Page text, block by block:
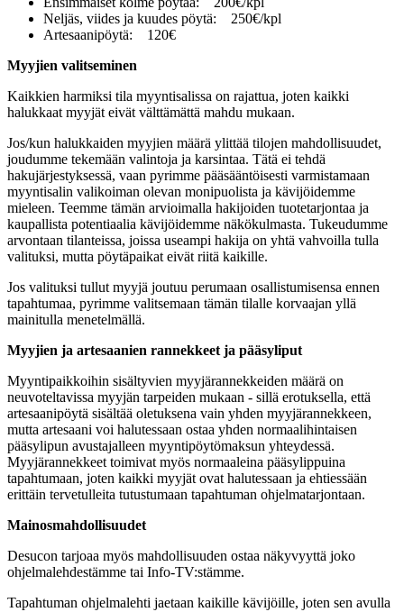
Neljäs, viides ja kuudes pöytä: 250€/kpl
Artesaanipöytä: 120€
Myyjien valitseminen
Kaikkien harmiksi tila myyntisalissa on rajattua, joten kaikki
halukkaat myyjät eivät välttämättä mahdu mukaan.
Jos/kun halukkaiden myyjien määrä ylittää tilojen mahdollisuudet,
joudumme tekemään valintoja ja karsintaa. Tätä ei tehdä
hakujärjestyksessä, vaan pyrimme pääsääntöisesti varmistamaan
myyntisalin valikoiman olevan monipuolista ja kävijöidemme
mieleen. Teemme tämän arvioimalla hakijoiden tuotetarjontaa ja
kaupallista potentiaalia kävijöidemme näkökulmasta. Tukeudumme
arvontaan tilanteissa, joissa useampi hakija on yhtä vahvoilla tulla
valituksi, mutta pöytäpaikat eivät riitä kaikille.
Jos valituksi tullut myyjä joutuu perumaan osallistumisensa ennen
tapahtumaa, pyrimme valitsemaan tämän tilalle korvaajan yllä
mainitulla menetelmällä.
Myyjien ja artesaanien rannekkeet ja pääsyliput
Myyntipaikkoihin sisältyvien myyjärannekkeiden määrä on
neuvoteltavissa myyjän tarpeiden mukaan - sillä erotuksella, että
artesaanipöytä sisältää oletuksena vain yhden myyjärannekkeen,
mutta artesaani voi halutessaan ostaa yhden normaalihintaisen
pääsylipun avustajalleen myyntipöytömaksun yhteydessä.
Myyjärannekkeet toimivat myös normaaleina pääsylippuina
tapahtumaan, joten kaikki myyjät ovat halutessaan ja ehtiessään
erittäin tervetulleita tutustumaan tapahtuman ohjelmatarjontaan.
Mainosmahdollisuudet
Desucon tarjoaa myös mahdollisuuden ostaa näkyvyyttä joko
ohjelmalehdestämme tai Info-TV:stämme.
Tapahtuman ohjelmalehti jaetaan kaikille kävijöille, joten sen avulla